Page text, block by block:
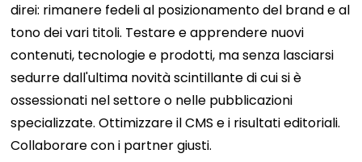
direi: rimanere fedeli al posizionamento del brand e al
tono dei vari titoli. Testare e apprendere nuovi
contenuti, tecnologie e prodotti, ma senza lasciarsi
sedurre dall'ultima novità scintillante di cui si è
ossessionati nel settore o nelle pubblicazioni
specializzate. Ottimizzare il CMS e i risultati editoriali.
Collaborare con i partner giusti.